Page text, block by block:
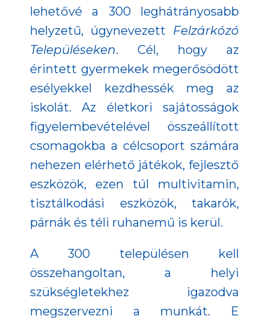
lehetővé a 300 leghátrányosabb
helyzetű, úgynevezett Felzárkózó
Településeken. Cél, hogy az
érintett gyermekek megerősödött
esélyekkel kezdhessék meg az
iskolát. Az életkori sajátosságok
figyelembevételével összeállított
csomagokba a célcsoport számára
nehezen elérhető játékok, fejlesztő
eszközök, ezen túl multivitamin,
tisztálkodási eszközök, takarók,
párnák és téli ruhanemű is kerül.
A 300 településen kell
összehangoltan, a helyi
szükségletekhez igazodva
megszervezni a munkát. E